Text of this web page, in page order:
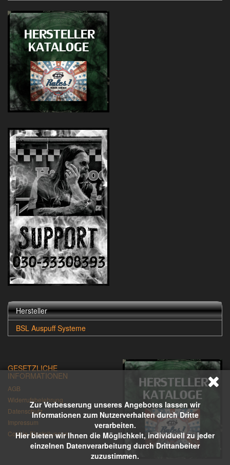
Zur Verbesserung unseres Angebotes lassen wir
Informationen zum Nutzerverhalten durch Dritte
verarbeiten.
Hier bieten wir Ihnen die Möglichkeit, individuell zu jeder
einzelnen Datenverarbeitung durch Drittanbeiter
zuzustimmen.
Hersteller
BSL Auspuff Systeme
GESETZLICHE
INFORMATIONEN
AGB
Widerrufsbelehrung
Datenschutz
Impressum
Cookie-Einstellungen